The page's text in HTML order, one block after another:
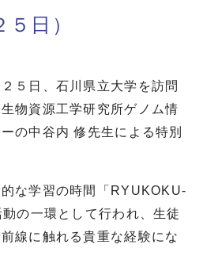
日）
５日、石川県立大学を訪問
物資源工学研究所ゲノム情
の中谷内 修先生による特別
な学習の時間「RYUKOKU-
の一環として行われ、生徒
線に触れる貴重な経験にな